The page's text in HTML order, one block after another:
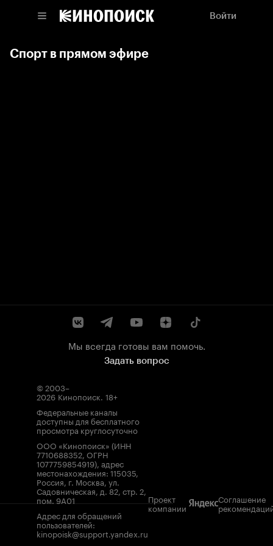
Войти
Спорт в прямом эфире
Мы всегда готовы вам помочь.
Задать вопрос
© 2003–
2026 Кинопоиск. 18+
Федеральные каналы
доступны для бесплатного
просмотра круглосуточно
ООО «Кинопоиск» (ИНН
7710688352, ОГРН
1077759854919), адрес
местонахождения: 115035,
Россия, г. Москва, ул.
Садовническая, д. 82, стр. 2,
пом. 9А01
Адрес для обращений
пользователей:
kinopoisk@support.yandex.ru
Проект
компании
Соглашение